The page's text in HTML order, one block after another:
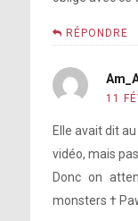
RÉPONDRE
11
Elle avait dit
vidéo, mais
Donc on
monsters †